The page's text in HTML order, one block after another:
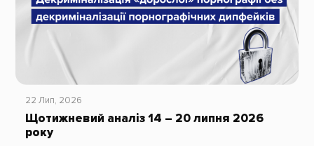
22 Лип, 2026
Щотижневий аналіз 14 – 20 липня 2026
року